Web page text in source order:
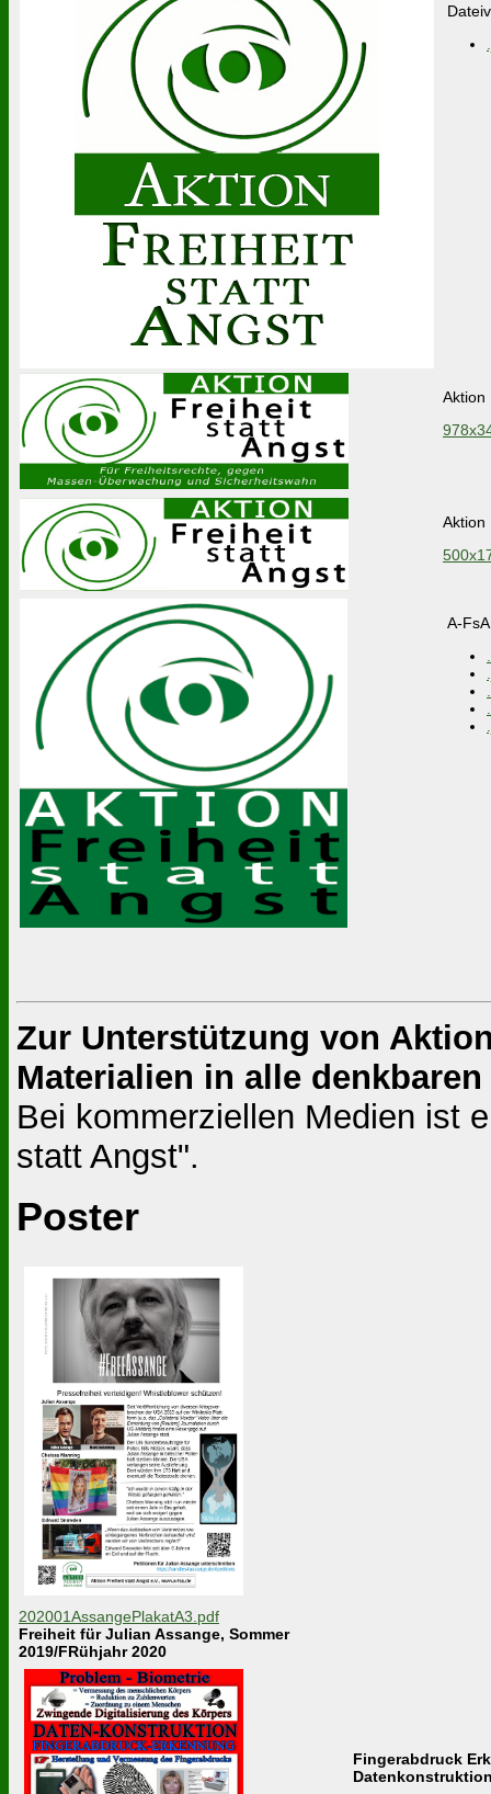
Aktion
Aktion
A-
Zur Unterstützung von
Materialien in alle
Bei kommerziellen Medien ist
statt Angst".
Poster
202001AssangePlakatA3.pdf
Freiheit für Julian Assange, Sommer
2019/FRühjahr 2020
Fingerabdruck